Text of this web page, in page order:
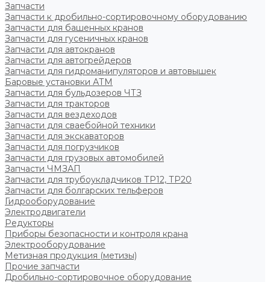
Запчасти
Запчасти к дробильно-сортировочному оборудованию
Запчасти для башенных кранов
Запчасти для гусеничных кранов
Запчасти для автокранов
Запчасти для автогрейдеров
Запчасти для гидроманипуляторов и автовышек
Баровые установки АТМ
Запчасти для бульдозеров ЧТЗ
Запчасти для тракторов
Запчасти для вездеходов
Запчасти для сваебойной техники
Запчасти для экскаваторов
Запчасти для погрузчиков
Запчасти для грузовых автомобилей
Запчасти ЧМЗАП
Запчасти для трубоукладчиков ТР12, ТР20
Запчасти для болгарских тельферов
Гидрооборудование
Электродвигатели
Редукторы
Приборы безопасности и контроля крана
Электрооборудование
Метизная продукция (метизы)
Прочие запчасти
Дробильно-сортировочное оборудование